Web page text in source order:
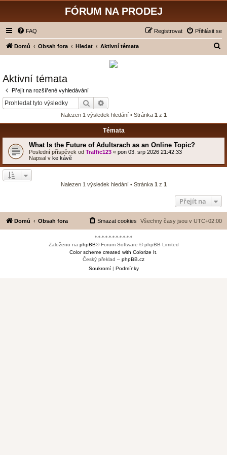
FÓRUM NA PRODEJ
FAQ Přihlásit se
Registrovat
Domů Obsah fora Hledat Aktivní témata
Aktivní témata
Přejít na rozšířené vyhledávání
Hledat
Nalezen 1 výsledek hledání • Stránka 1 z 1
Témata
What Is the Future of Adultsrach as an Online Topic?
Poslední příspěvek od Traffic123 « pon 03. srp 2026 21:42:33
Napsal v ke kávě
Nalezen 1 výsledek hledání • Stránka 1 z 1
Přejít na
Domů Obsah fora Všechny časy jsou v UTC+02:00
Smazat cookies
*-*-*-*-*-*-*-*-*-*-*
Založeno na phpBB® Forum Software © phpBB Limited
Color scheme created with Colorize It
Český překlad – phpBB.cz
Soukromí| Podmínky